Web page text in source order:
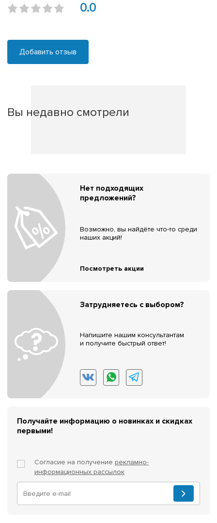
0.0
Добавить отзыв
Вы недавно смотрели
Нет подходящих
предложений?
Возможно, вы найдёте что-то среди
наших акций!
Посмотреть акции
Затрудняетесь с выбором?
Напишите нашим консультантам
и получите быстрый ответ!
Получайте информацию о новинках и скидках
первыми!
Согласие на получение рекламно-
информационных рассылок